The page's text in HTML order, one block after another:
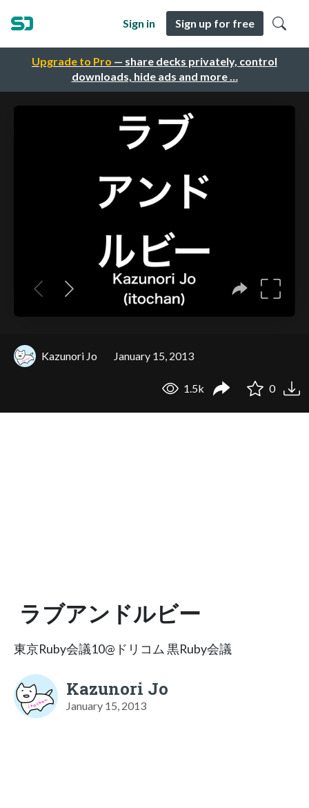
Upgrade to Pro — share decks privately, control
downloads, hide ads and more …
Sign in Sign up for free
Kazunori Jo January 15, 2013
1.5k 0
ラブアンドルビー
東京Ruby会議10@ドリコム 黒Ruby会議
Kazunori Jo
January 15, 2013